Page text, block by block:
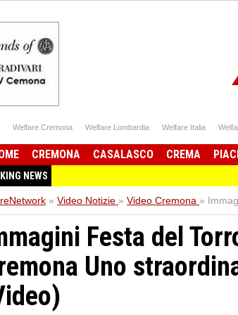
Welfare Cremona Welfare Lombardia Welfare Italia
CREMONA CASALASCO CREMA
NEWS
» Video Notizie » Video Cremona »
Festa del
Uno